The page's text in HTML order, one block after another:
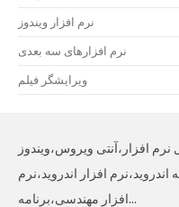
نرم افزار ویندوز
نرم افزارهای سه بعدی
ویرایشگر فیلم
نرم افزار،آنتی ویروس،ویندوز
10،ویندوز 11،برنامه اندروید،نرم افزار اندروید،نرم
افزار مهندسی،برنامه...